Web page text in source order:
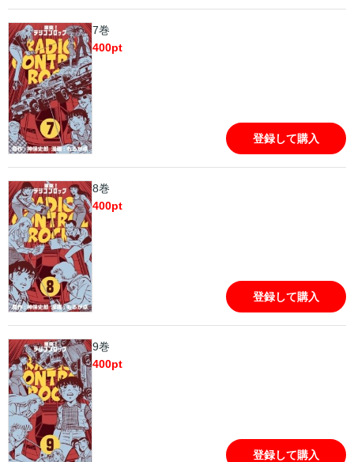
7巻
400pt
登録して購入
8巻
400pt
登録して購入
9巻
400pt
登録して購入